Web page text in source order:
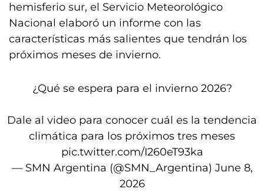
hemisferio sur, el Servicio Meteorológico
Nacional elaboró un informe con las
características más salientes que tendrán los
próximos meses de invierno.
¿Qué se espera para el invierno 2026?
Dale al video para conocer cuál es la tendencia
climática para los próximos tres meses
pic.twitter.com/I260eT93ka
— SMN Argentina (@SMN_Argentina) June 8,
2026